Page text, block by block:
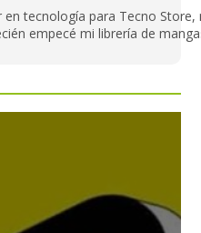
tecnología para Tecno Store,
empecé mi librería de